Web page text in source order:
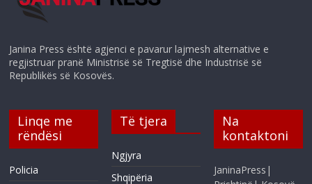
Janina Press është agjenci e pavarur lajmesh alternative e
regjistruar pranë Ministrisë së Tregtisë dhe Industrisë së
Republikës së Kosovës.
Linqe me
rëndësi
Policia
Të tjera
Ngjyra
Shqipëria
Na
kontaktoni
JaninaPress|